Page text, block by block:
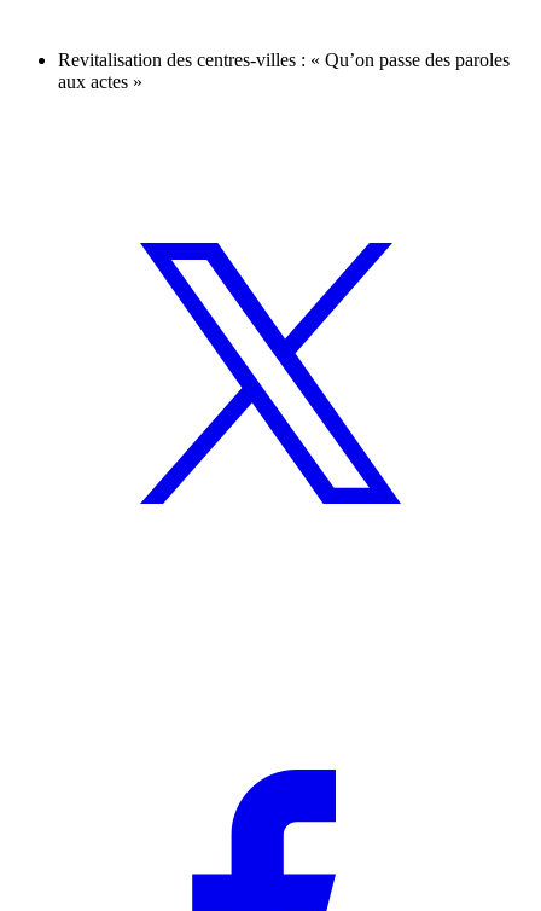
Revitalisation des centres-villes : « Qu’on passe des paroles
aux actes »